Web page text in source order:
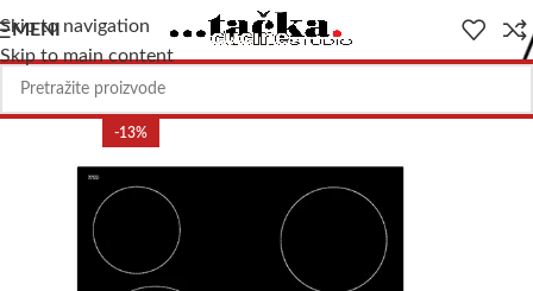
Skip to navigation
Skip to main content
MENI
-13%